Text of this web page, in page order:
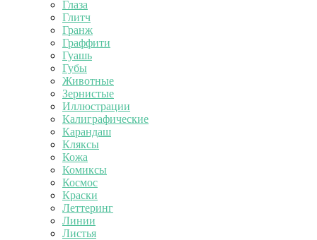
Глаза
Глитч
Гранж
Граффити
Гуашь
Губы
Животные
Зернистые
Иллюстрации
Калиграфические
Карандаш
Кляксы
Кожа
Комиксы
Космос
Краски
Леттеринг
Линии
Листья